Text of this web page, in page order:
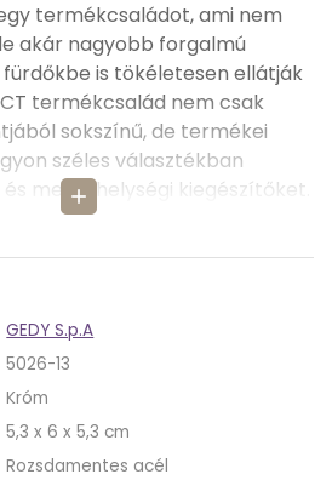
add
termékcsaládot, ami nem
akár nagyobb forgalmú
is tökéletesen ellátják
termékcsalád nem csak
sokszínű, de termékei
széles választékban
mellékhelységi kiegészítőket.
törölközőtartókon át,
egységesen
készült, hogy ellen tudjanak
legyenek, még akkor is,
van használva. Egységes
tudják díszíteni
GEDY S.p.A
5026-13
Króm
5,3 x 6 x 5,3 cm
Rozsdamentes acél